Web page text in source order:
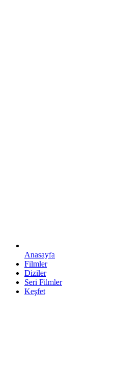
Anasayfa
Filmler
Diziler
Seri Filmler
Keşfet